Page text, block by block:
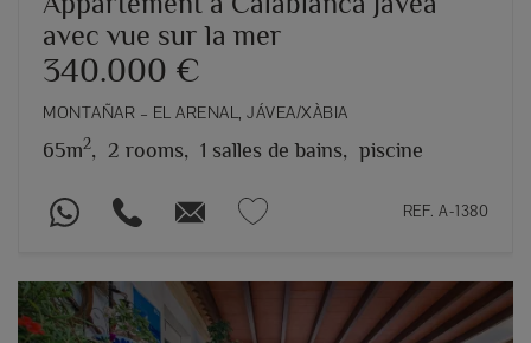
avec vue sur la mer
340.000 €
MONTAÑAR – EL ARENAL, JÁVEA/XÀBIA
65m2, 2 rooms, 1 salles de bains, piscine
REF. A-1380